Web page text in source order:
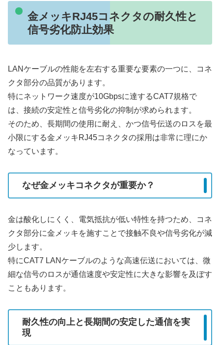
金メッキRJ45コネクタの耐久性と
信号劣化防止効果
LANケーブルの性能を左右する重要な要素の一つに、コネ
クタ部分の品質があります。
特にネットワーク速度が10Gbpsに達するCAT7規格で
は、接続の安定性と信号劣化の抑制が求められます。
そのため、長期間の使用に耐え、かつ信号伝送のロスを最
小限にする金メッキRJ45コネクタの採用は非常に理にか
なっています。
なぜ金メッキコネクタが重要か？
金は酸化しにくく、電気抵抗が低い特性を持つため、コネ
クタ部分に金メッキを施すことで接触不良や信号劣化が減
少します。
特にCAT7 LANケーブルのような高速伝送においては、微
細な信号のロスが通信速度や安定性に大きな影響を及ぼす
こともあります。
耐久性の向上と長期間の安定した通信を実
現